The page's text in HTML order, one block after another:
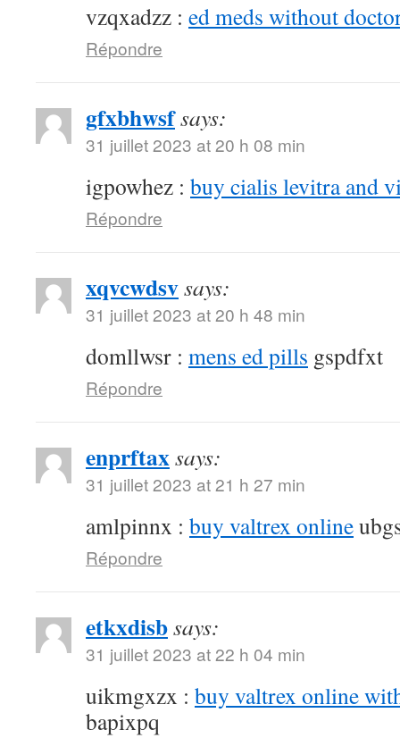
vzqxadzz : ed meds without
Répondre
gfxbhwsfsays:
31 juillet 2023 at 20 h 08 min
igpowhez : buy cialis levitra and
Répondre
xqvcwdsvsays:
31 juillet 2023 at 20 h 48 min
domllwsr : mens ed pills gspdfxt
Répondre
enprftaxsays:
31 juillet 2023 at 21 h 27 min
amlpinnx : buy valtrex online
Répondre
etkxdisbsays:
31 juillet 2023 at 22 h 04 min
uikmgxzx : buy valtrex online
bapixpq